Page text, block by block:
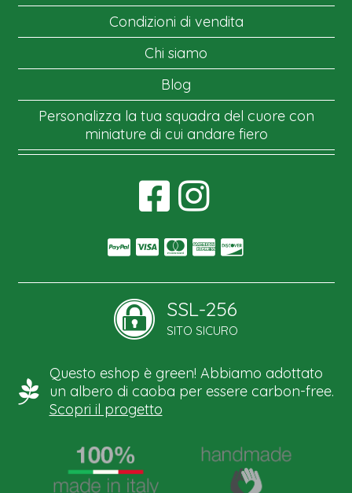
Condizioni di vendita
Chi siamo
Blog
Personalizza la tua squadra del cuore con
miniature di cui andare fiero
SSL-256
SITO SICURO
Questo eshop è green! Abbiamo adottato
un albero di caoba per essere carbon-free.
Scopri il progetto